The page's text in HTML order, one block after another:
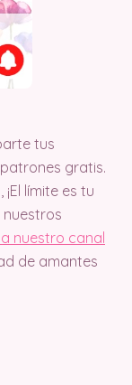
tus
gratis.
límite es tu
nuestro canal
de amantes